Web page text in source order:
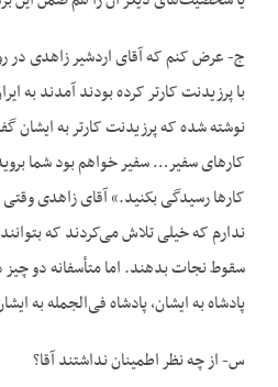
ج- عرض کنم که آقای اردشیر زاهدی در
با پرزیدنت کارتر کرده بودند آمدند به
نوشته شده که پرزیدنت کارتر به ایشان
کار‌های سفیر… سفیر خواهم بود شما
کارها رسیدگی بکنید.» آقای زاهدی وقتی
ندارم که خیلی تلاش می‌کردند که
سقوط نجات بدهند. اما متأسفانه دو چیز
پادشاه به ایشان، پادشاه فی‌الجمله به
س- از چه نظر اطمینان نداشتند آقا؟